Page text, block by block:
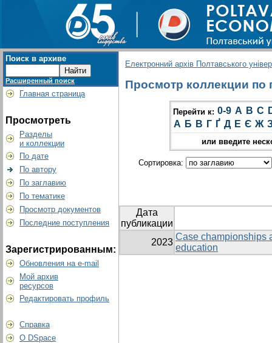
Поиск в архиве
Расширенный поиск
Главная страница
Просмотреть
Разделы
и коллекции
По дате
По автору
По заглавию
По тематике
Просмотр документов
Последние поступления
Зарегистрированным:
Обновления на e-mail
Мой архив
ресурсов
Редактировать профиль
Справка
О DSpace
Електронний архів Полтавського
Просмотр коллекции по
Перейти к: 0-9 A B C
А Б В Г Ґ Д Е Є Ж
или введите
Сортировка:
Дата
публикации
2023
Case championships
education